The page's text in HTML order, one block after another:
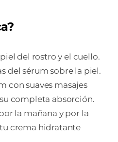
del rostro y el cuello.
del sérum sobre la piel.
con suaves masajes
completa absorción.
la mañana y por la
crema hidratante